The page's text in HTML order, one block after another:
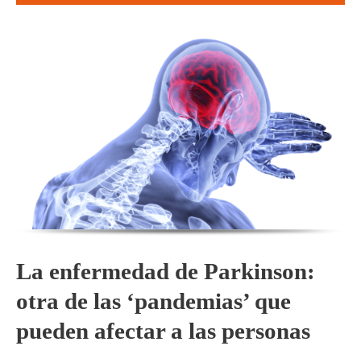
La enfermedad de Parkinson:
otra de las ‘pandemias’ que
pueden afectar a las personas